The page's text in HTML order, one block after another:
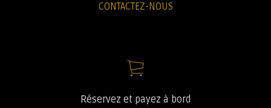
CONTACTEZ-NOUS
Réservez et payez à bord